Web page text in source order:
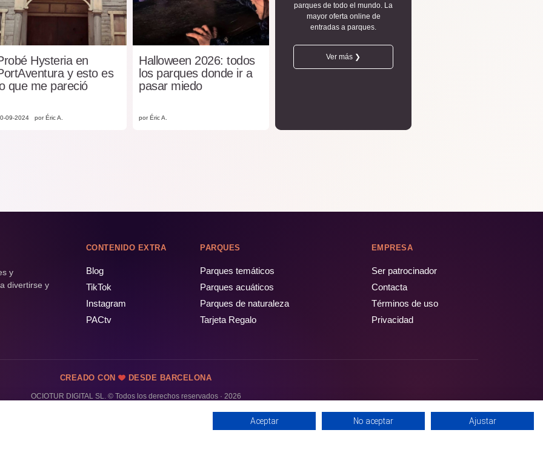
Hysteria en
y esto es
que me pareció
09-2024 por Éric A.
Halloween 2026: todos
los parques donde ir a
pasar miedo
por Éric A.
parques de todo el mundo. La
mayor oferta online de
entradas a parques.
Ver más ❯
y
divertirse y
CONTENIDO EXTRA
Blog
TikTok
Instagram
PACtv
PARQUES
Parques temáticos
Parques acuáticos
Parques de naturaleza
Tarjeta Regalo
EMPRESA
Ser patrocinador
Contacta
Términos de uso
Privacidad
CREADO CON DESDE BARCELONA
OCIOTUR DIGITAL SL. © Todos los derechos reservados · 2026
Aceptar No aceptar Ajustar